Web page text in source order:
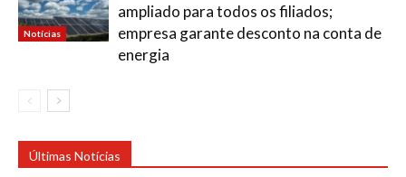
Notícias
ampliado para todos os filiados;
empresa garante desconto na conta de
energia
Últimas Notícias